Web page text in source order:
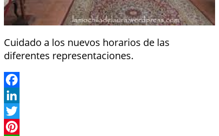
Cuidado a los nuevos horarios de las
diferentes representaciones.
Facebook
LinkedIn
Twitter